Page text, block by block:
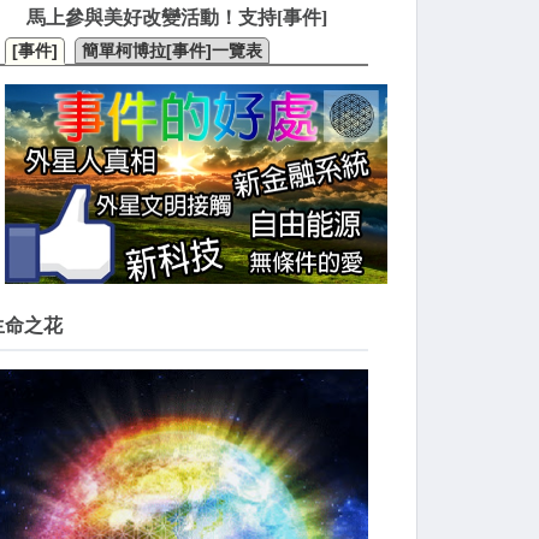
馬上參與美好改變活動！支持[事件]
[事件] 簡單柯博拉[事件]一覽表
命之花